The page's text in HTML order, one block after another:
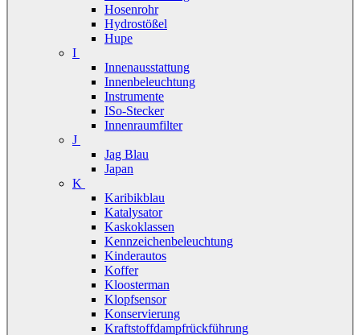
Hosenrohr
Hydrostößel
Hupe
I
Innenausstattung
Innenbeleuchtung
Instrumente
ISo-Stecker
Innenraumfilter
J
Jag Blau
Japan
K
Karibikblau
Katalysator
Kaskoklassen
Kennzeichenbeleuchtung
Kinderautos
Koffer
Kloosterman
Klopfsensor
Konservierung
Kraftstoffdampfrückführung